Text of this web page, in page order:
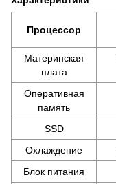
Процессор
Материнская
плата
Оперативная
память
SSD
Охлаждение
Блок питания